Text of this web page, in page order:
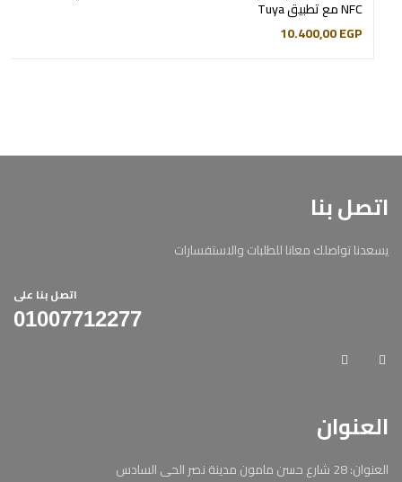
NFC مع تطبيق Tuya
10.400,00EGP
اتصل بنا
يسعدنا تواصلك معانا للطلبات والاستفسارات
اتصل بنا على
01007712277
العنوان
العنوان: 28 شارع حسن مامون مدينة نصر الحى السادس